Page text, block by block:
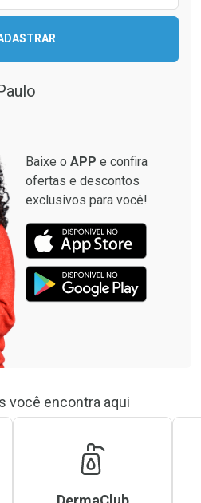
Baixe o APP e confira
ofertas e descontos
exclusivos para você!
você encontra aqui